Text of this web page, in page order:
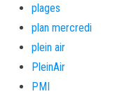
plages
plan mercredi
plein air
PleinAir
PMI